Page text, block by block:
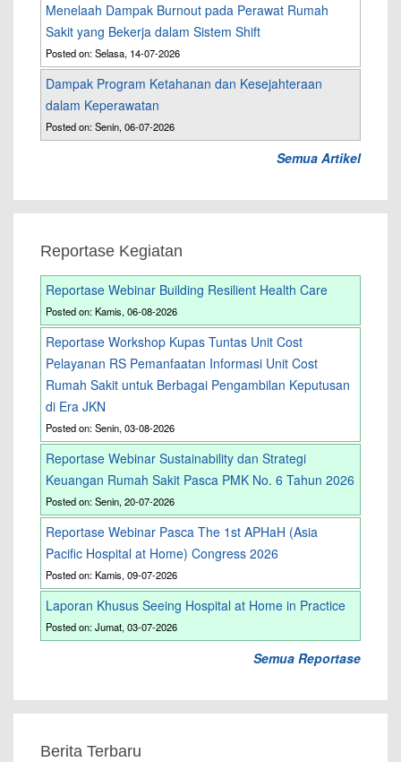
Menelaah Dampak Burnout pada Perawat Rumah
Sakit yang Bekerja dalam Sistem Shift
Posted on: Selasa, 14-07-2026
Dampak Program Ketahanan dan Kesejahteraan
dalam Keperawatan
Posted on: Senin, 06-07-2026
Semua Artikel
Reportase Kegiatan
Reportase Webinar Building Resilient Health Care
Posted on: Kamis, 06-08-2026
Reportase Workshop Kupas Tuntas Unit Cost
Pelayanan RS Pemanfaatan Informasi Unit Cost
Rumah Sakit untuk Berbagai Pengambilan Keputusan
di Era JKN
Posted on: Senin, 03-08-2026
Reportase Webinar Sustainability dan Strategi
Keuangan Rumah Sakit Pasca PMK No. 6 Tahun 2026
Posted on: Senin, 20-07-2026
Reportase Webinar Pasca The 1st APHaH (Asia
Pacific Hospital at Home) Congress 2026
Posted on: Kamis, 09-07-2026
Laporan Khusus Seeing Hospital at Home in Practice
Posted on: Jumat, 03-07-2026
Semua Reportase
Berita Terbaru